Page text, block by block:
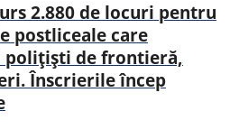
2.880 de locuri pentru
postliceale care
poliţişti de frontieră,
Înscrierile încep